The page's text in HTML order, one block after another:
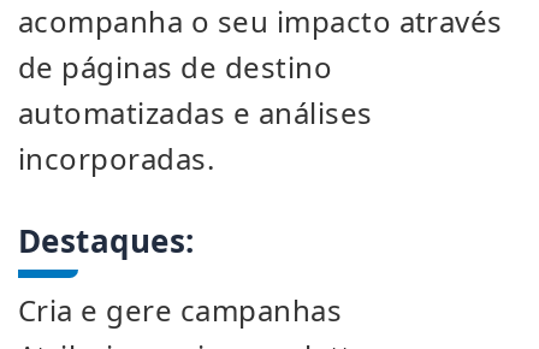
acompanha o seu impacto através
de páginas de destino
automatizadas e análises
incorporadas.
Destaques:
Cria e gere campanhas